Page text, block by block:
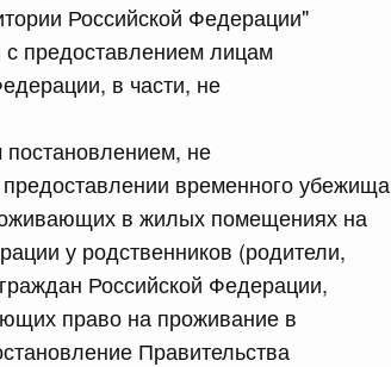
Российской Федерации"
предоставлением лицам
в части, не
не
временного убежища
в жилых помещениях на
у родственников (родители,
Российской Федерации,
право на проживание в
Правительства
№ 925
№ 922